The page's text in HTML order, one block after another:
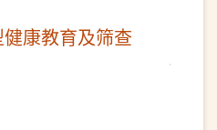
康教育及筛查